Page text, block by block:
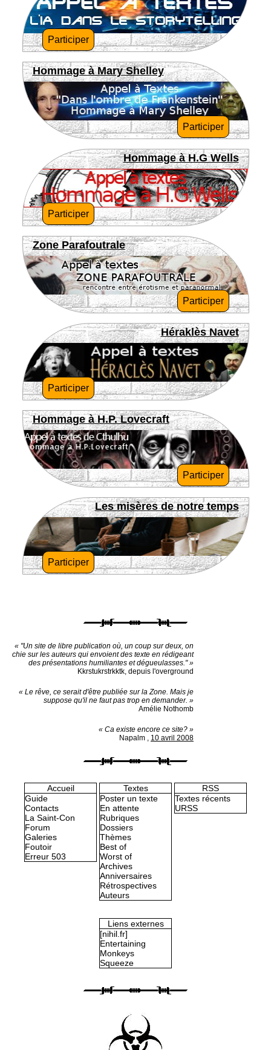
Participer
Hommage à Mary Shelley
Participer
Hommage à H.G Wells
Participer
Zone Parafoutrale
Participer
Héraklès Navet
Participer
Hommage à H.P. Lovecraft
Participer
Les misères de notre temps
Participer
« "Un site de libre publication où, un coup sur deux, on
chie sur les auteurs qui envoient des texte en rédigeant
des présentations humiliantes et dégueulasses." »
Kkrstukrstrkktk, depuis l'overground
« Le rêve, ce serait d'être publiée sur la Zone. Mais je
suppose qu'il ne faut pas trop en demander. »
Amélie Nothomb
« Ca existe encore ce site? »
Napalm , 10 avril 2008
Accueil
Guide
Contacts
La Saint-Con
Forum
Galeries
Foutoir
Erreur 503
Textes
Poster un texte
En attente
Rubriques
Dossiers
Thèmes
Best of
Worst of
Archives
Anniversaires
Rétrospectives
Auteurs
RSS
Textes récents
URSS
Liens externes
[nihil.fr]
Entertaining
Monkeys
Squeeze